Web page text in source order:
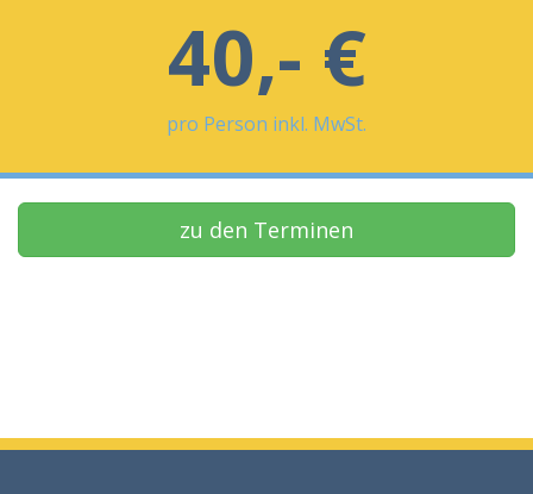
40,- €
pro Person inkl. MwSt.
zu den Terminen